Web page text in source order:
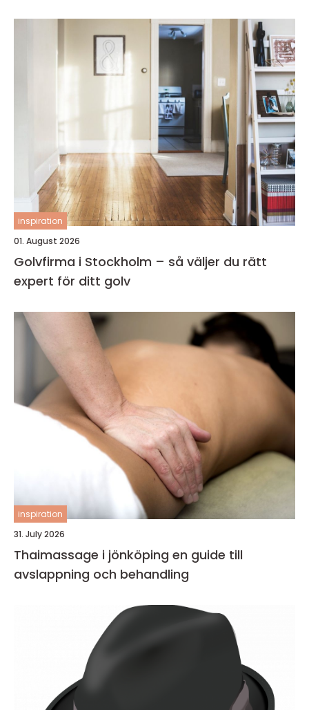
inspiration
01. August 2026
Golvfirma i Stockholm – så väljer du rätt
expert för ditt golv
inspiration
31. July 2026
Thaimassage i jönköping en guide till
avslappning och behandling